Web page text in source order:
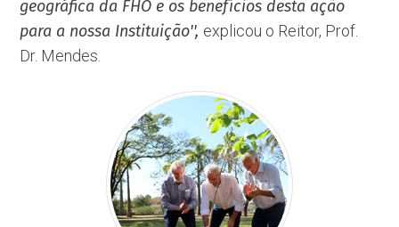
geográfica da FHO e os benefícios desta ação
para a nossa Instituição'', explicou o Reitor, Prof.
Dr. Mendes.